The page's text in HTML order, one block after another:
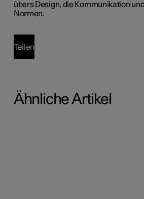
übers Design, die Kommunikation
Normen.
Teilen
Ähnliche Artikel